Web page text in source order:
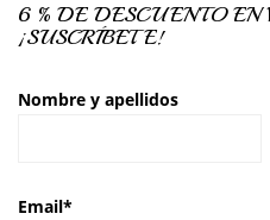
6 % DE DESCUENTO EN
¡SUSCRÍBETE!
Nombre y apellidos
Email*